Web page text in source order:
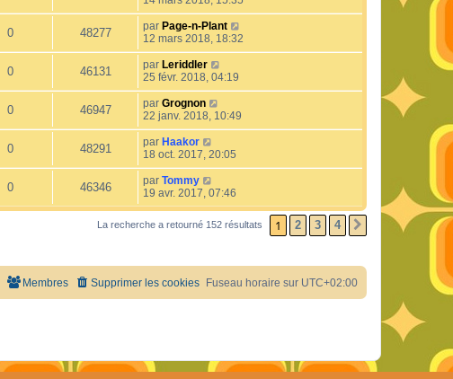
0 48277 par Page-n-Plant
12 mars 2018, 18:32
0 46131 par Leriddler
25 févr. 2018, 04:19
0 46947 par Grognon
22 janv. 2018, 10:49
0 48291 par Haakor
18 oct. 2017, 20:05
0 46346 par Tommy
19 avr. 2017, 07:46
La recherche a retourné 152 résultats 1 2 3 4 SUIVANT
Fuseau horaire sur UTC+02:00
Supprimer les cookies
Membres